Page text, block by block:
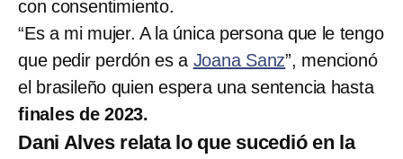
con consentimiento.
“Es a mi mujer. A la única persona que le tengo
que pedir perdón es a Joana Sanz”, mencionó
el brasileño quien espera una sentencia hasta
finales de 2023.
Dani Alves relata lo que sucedió en la